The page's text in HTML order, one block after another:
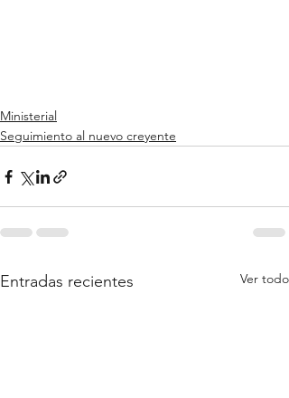
Ministerial
Seguimiento al nuevo creyente
Entradas recientes Ver todo